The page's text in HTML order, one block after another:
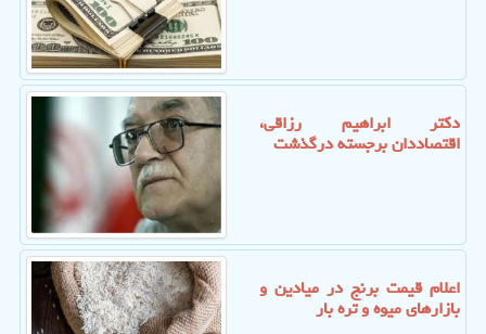
دکتر ابراهیم رزاقی،
اقتصاددان برجسته درگذشت
اعلام قیمت برنج در میادین و
بازارهای میوه و تره بار